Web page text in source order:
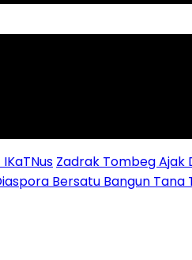
Zadrak Tombeg Ajak
Bersatu Bangun Tana